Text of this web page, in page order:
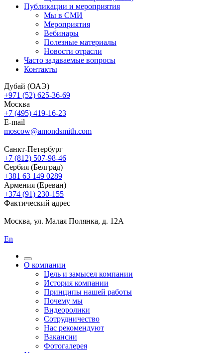
Публикации и мероприятия
Мы в СМИ
Мероприятия
Вебинары
Полезные материалы
Новости отрасли
Часто задаваемые вопросы
Контакты
Дубай (ОАЭ)
+971 (52) 625-36-69
Москва
+7 (495) 419-16-23
E-mail
moscow@amondsmith.com
Санкт-Петербург
+7 (812) 507-98-46
Сербия (Белград)
+381 63 149 0289
Армения (Ереван)
+374 (91) 230-155
Фактический адрес
Москва, ул. Малая Полянка, д. 12А
En
О компании
Цель и замысел компании
История компании
Принципы нашей работы
Почему мы
Видеоролики
Сотрудничество
Нас рекомендуют
Вакансии
Фотогалерея